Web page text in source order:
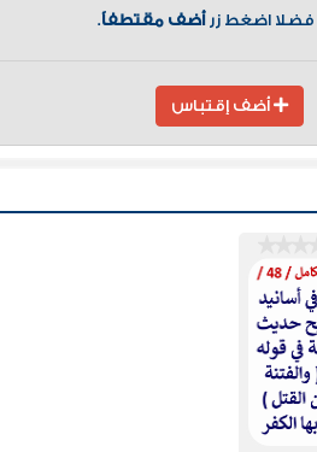
فضلا اضغط زرأضف مقتطفاً.
أضف إقتباس